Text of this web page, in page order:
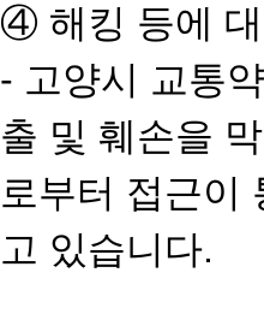
④ 해킹 등에
- 고양시 교통
출 및 훼손을
로부터 접근이
고 있습니다.